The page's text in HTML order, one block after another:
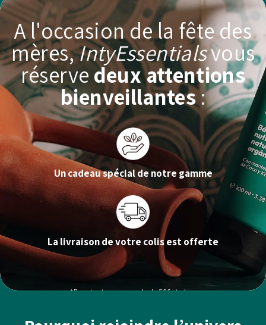
A l'occasion de la fête des
mères,IntyEssentialsvous
réserve deux attentions
bienveillantes:
Un cadeau spécial de notre gamme
La livraison de votre colis est offerte
*Pour toute commande de 50€ et plus.